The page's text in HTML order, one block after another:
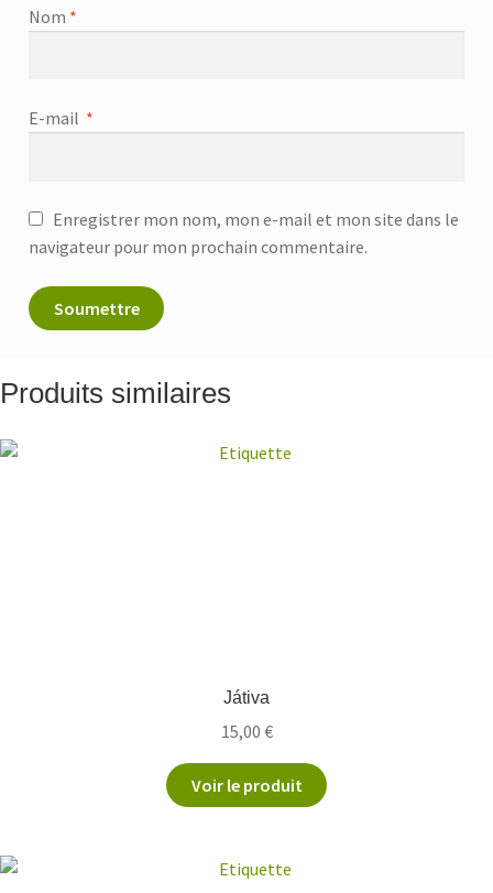
Nom *
E-mail *
Enregistrer mon nom, mon e-mail et mon site dans le
navigateur pour mon prochain commentaire.
Produits similaires
Játiva
15,00 €
Voir le produit